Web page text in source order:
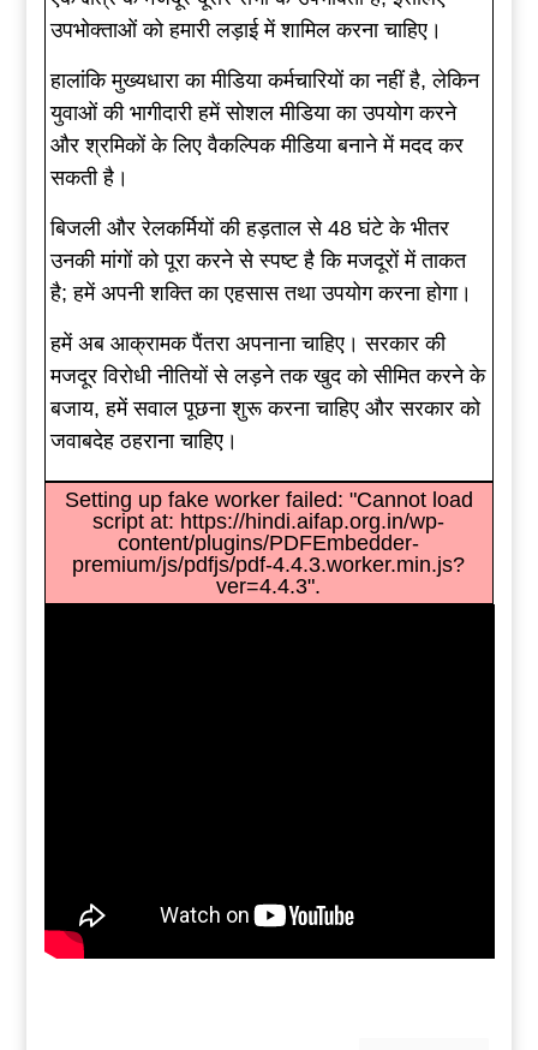
उपभोक्ताओं को हमारी लड़ाई में शामिल करना चाहिए।
हालांकि मुख्यधारा का मीडिया कर्मचारियों का नहीं है, लेकिन
युवाओं की भागीदारी हमें सोशल मीडिया का उपयोग करने
और श्रमिकों के लिए वैकल्पिक मीडिया बनाने में मदद कर
सकती है।
बिजली और रेलकर्मियों की हड़ताल से 48 घंटे के भीतर
उनकी मांगों को पूरा करने से स्पष्ट है कि मजदूरों में ताकत
है; हमें अपनी शक्ति का एहसास तथा उपयोग करना होगा।
हमें अब आक्रामक पैंतरा अपनाना चाहिए। सरकार की
मजदूर विरोधी नीतियों से लड़ने तक खुद को सीमित करने के
बजाय, हमें सवाल पूछना शुरू करना चाहिए और सरकार को
जवाबदेह ठहराना चाहिए।
Setting up fake worker failed: "Cannot load
script at: https://hindi.aifap.org.in/wp-
content/plugins/PDFEmbedder-
premium/js/pdfjs/pdf-4.4.3.worker.min.js?
ver=4.4.3".